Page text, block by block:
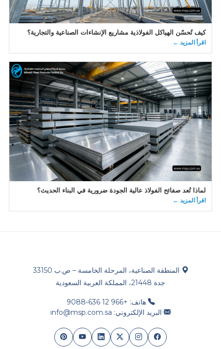
كيف تُحسّن الهياكل الفولاذية مشاريع الإنشاءات الصناعية والتجارية؟
اقرأ المزيد ←
لماذا تُعد صفائح الفولاذ عالية الجودة ضرورية في البناء الحديث؟
اقرأ المزيد ←
المنطقة الصناعية، المرحلة الخامسة – ص.ب 33150
جدة 21448، المملكة العربية السعودية
هاتف: +966 12 636-9088
البريد الإلكتروني: info@msp.com.sa